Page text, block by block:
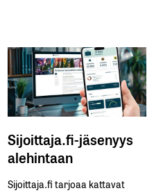
Sijoittaja.fi-jäsenyys
alehintaan
Sijoittaja.fi tarjoaa kattavat